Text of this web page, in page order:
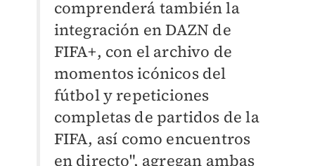
comprenderá también la
integración en DAZN de
FIFA+, con el archivo de
momentos icónicos del
fútbol y repeticiones
completas de partidos de la
FIFA, así como encuentros
en directo", agregan ambas